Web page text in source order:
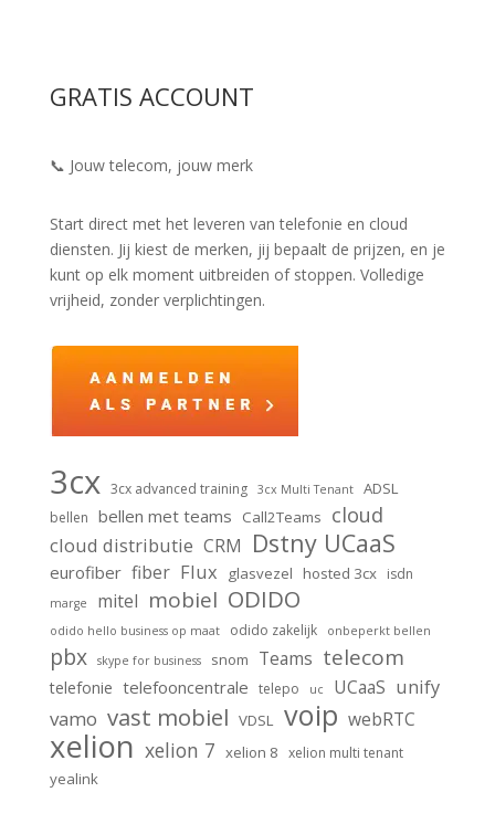
GRATIS ACCOUNT
📞 Jouw telecom, jouw merk
Start direct met het leveren van telefonie en cloud
diensten. Jij kiest de merken, jij bepaalt de prijzen, en je
kunt op elk moment uitbreiden of stoppen. Volledige
vrijheid, zonder verplichtingen.
3cx 3cx advanced training 3cx Multi Tenant ADSL
bellen bellen met teams Call2Teams cloud
cloud distributie CRM Dstny UCaaS
eurofiber fiber Flux glasvezel hosted 3cx isdn
marge mitel mobiel ODIDO
odido hello business op maat odido zakelijk onbeperkt bellen
pbx skype for business snom Teams telecom
telefonie telefooncentrale telepo uc UCaaS unify
vamo vast mobiel VDSL voip webRTC
xelion xelion 7 xelion 8 xelion multi tenant
yealink